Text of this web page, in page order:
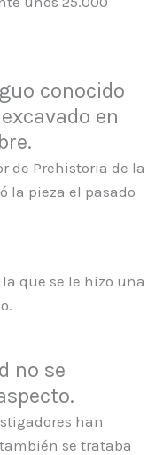
conocido
en
de Prehistoria de la
la pieza el pasado
que se le hizo una
no se
han
se trataba